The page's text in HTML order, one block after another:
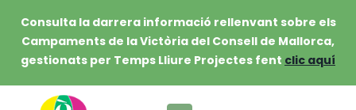
Consulta la darrera informació rellenvant sobre els
Campaments de la Victòria del Consell de Mallorca,
gestionats per Temps Lliure Projectes fent clic aquí